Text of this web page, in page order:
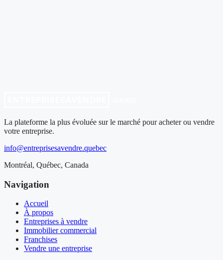
La plateforme la plus évoluée sur le marché pour acheter ou vendre
votre entreprise.
info@entreprisesavendre.quebec
Montréal, Québec, Canada
Navigation
Accueil
À propos
Entreprises à vendre
Immobilier commercial
Franchises
Vendre une entreprise